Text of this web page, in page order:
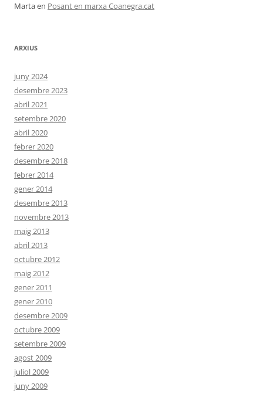
Martaen Posant en marxa Coanegra.cat
ARXIUS
juny 2024
desembre 2023
abril 2021
setembre 2020
abril 2020
febrer 2020
desembre 2018
febrer 2014
gener 2014
desembre 2013
novembre 2013
maig 2013
abril 2013
octubre 2012
maig 2012
gener 2011
gener 2010
desembre 2009
octubre 2009
setembre 2009
agost 2009
juliol 2009
juny 2009